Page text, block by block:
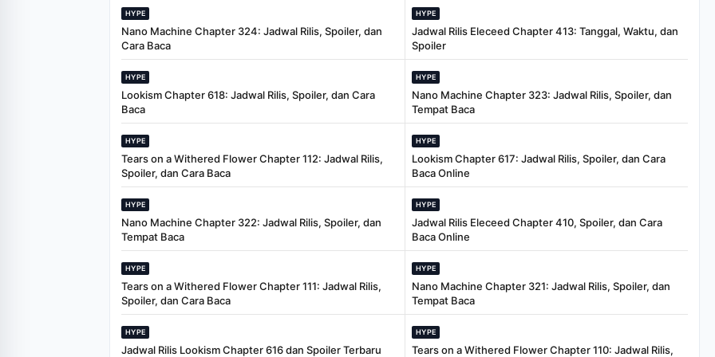
HYPE
Nano Machine Chapter 324: Jadwal Rilis, Spoiler, dan
Cara Baca
HYPE
Jadwal Rilis Eleceed Chapter 413: Tanggal, Waktu, dan
Spoiler
HYPE
Lookism Chapter 618: Jadwal Rilis, Spoiler, dan Cara
Baca
HYPE
Nano Machine Chapter 323: Jadwal Rilis, Spoiler, dan
Tempat Baca
HYPE
Tears on a Withered Flower Chapter 112: Jadwal Rilis,
Spoiler, dan Cara Baca
HYPE
Lookism Chapter 617: Jadwal Rilis, Spoiler, dan Cara
Baca Online
HYPE
Nano Machine Chapter 322: Jadwal Rilis, Spoiler, dan
Tempat Baca
HYPE
Jadwal Rilis Eleceed Chapter 410, Spoiler, dan Cara
Baca Online
HYPE
Tears on a Withered Flower Chapter 111: Jadwal Rilis,
Spoiler, dan Cara Baca
HYPE
Nano Machine Chapter 321: Jadwal Rilis, Spoiler, dan
Tempat Baca
HYPE
Jadwal Rilis Lookism Chapter 616 dan Spoiler Terbaru
HYPE
Tears on a Withered Flower Chapter 110: Jadwal Rilis,